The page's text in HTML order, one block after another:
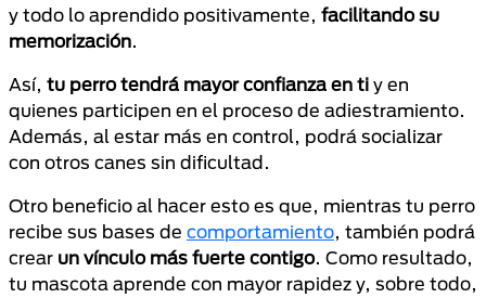
y todo lo aprendido positivamente, facilitando su
memorización.
Así, tu perro tendrá mayor confianza en ti y en
quienes participen en el proceso de adiestramiento.
Además, al estar más en control, podrá socializar
con otros canes sin dificultad.
Otro beneficio al hacer esto es que, mientras tu perro
recibe sus bases de comportamiento, también podrá
crear un vínculo más fuerte contigo. Como resultado,
tu mascota aprende con mayor rapidez y, sobre todo,